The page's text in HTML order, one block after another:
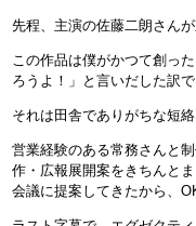
先程、主演の佐藤二朗さん
この作品は僕がかつて創っ
ろうよ！」と言いだした訳で
それは田舎でありがちな短絡
営業経験のある常務さんと
作・広報展開案をきちんと
会議に提案してきたから、